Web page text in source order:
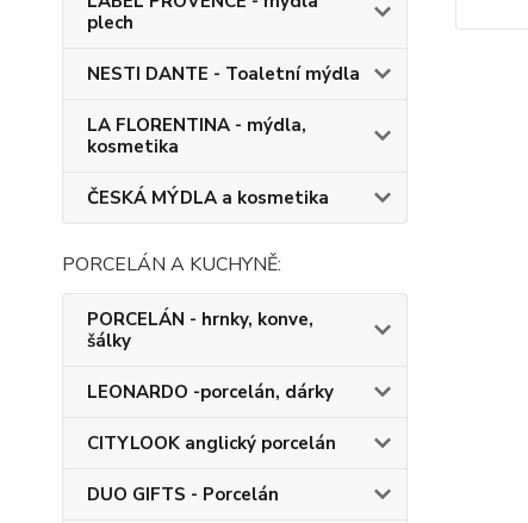
plech
NESTI DANTE - Toaletní mýdla
LA FLORENTINA - mýdla,
kosmetika
ČESKÁ MÝDLA a kosmetika
PORCELÁN A KUCHYNĚ:
PORCELÁN - hrnky, konve,
šálky
LEONARDO -porcelán, dárky
CITYLOOK anglický porcelán
DUO GIFTS - Porcelán